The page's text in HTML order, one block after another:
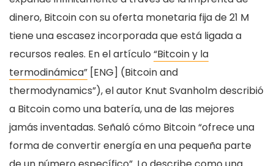
dinero, Bitcoin con su oferta monetaria fija de 21 M
tiene una escasez incorporada que está ligada a
recursos reales. En el artículo “Bitcoin y la
termodinámica” [ENG] (Bitcoin and
thermodynamics”), el autor Knut Svanholm describió
a Bitcoin como una batería, una de las mejores
jamás inventadas. Señaló cómo Bitcoin “ofrece una
forma de convertir energía en una pequeña parte